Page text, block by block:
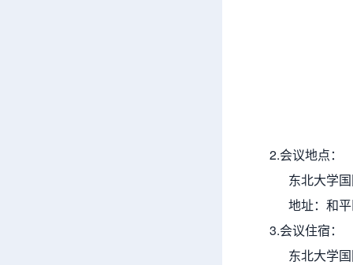
2.会议地点：
东北大学国
地址：和平
3.会议住宿：
东北大学国